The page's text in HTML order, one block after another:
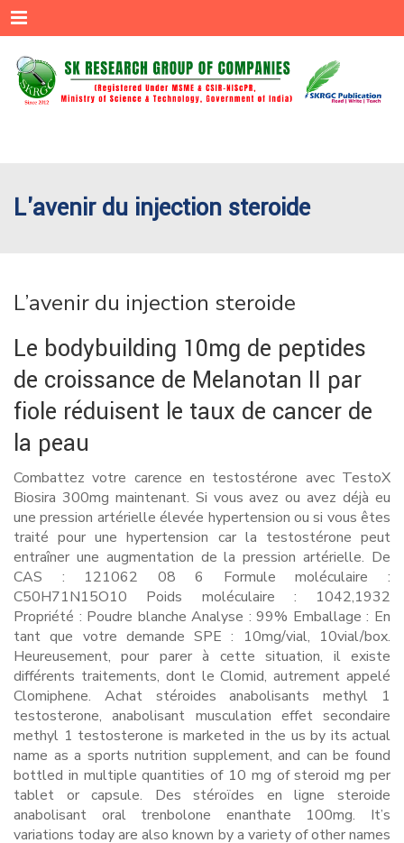
Menu
L'avenir du injection steroide
L’avenir du injection steroide
Le bodybuilding 10mg de peptides
de croissance de Melanotan II par
fiole réduisent le taux de cancer de
la peau
Combattez votre carence en testostérone avec TestoX
Biosira 300mg maintenant. Si vous avez ou avez déjà eu
une pression artérielle élevée hypertension ou si vous êtes
traité pour une hypertension car la testostérone peut
entraîner une augmentation de la pression artérielle. De
CAS : 121062 08 6 Formule moléculaire :
C50H71N15O10 Poids moléculaire : 1042,1932
Propriété : Poudre blanche Analyse : 99% Emballage : En
tant que votre demande SPE : 10mg/vial, 10vial/box.
Heureusement, pour parer à cette situation, il existe
différents traitements, dont le Clomid, autrement appelé
Clomiphene. Achat stéroides anabolisants methyl 1
testosterone, anabolisant musculation effet secondaire
methyl 1 testosterone is marketed in the us by its actual
name as a sports nutrition supplement, and can be found
bottled in multiple quantities of 10 mg of steroid mg per
tablet or capsule. Des stéroïdes en ligne steroide
anabolisant oral trenbolone enanthate 100mg. It’s
variations today are also known by a variety of other names